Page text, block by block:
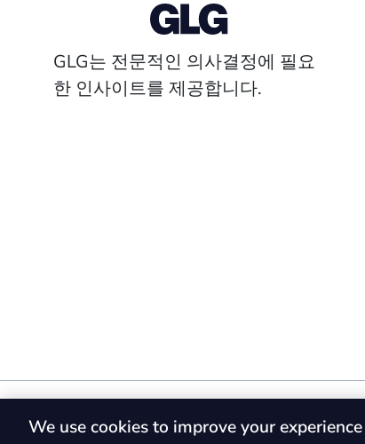
GLG는 전문적인 의사결정에 필요
한 인사이트를 제공합니다.
We use cookies to improve your experience